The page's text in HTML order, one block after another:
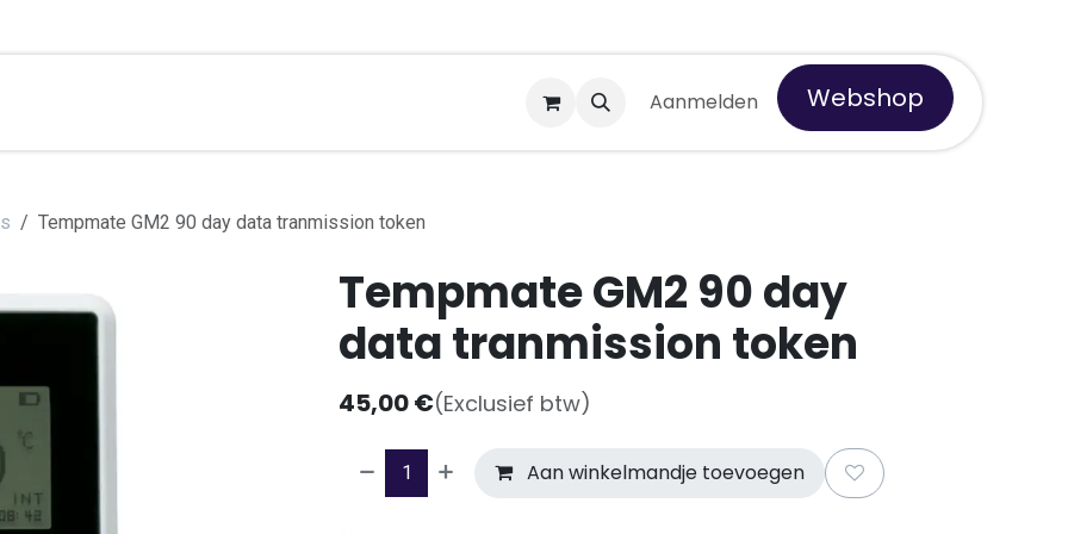
Over Tempro Aanmelden Webshop
Tempmate GM2 90 day data tranmission token
Tempmate GM2 90 day
data tranmission token
45,00€(Exclusief btw)
Aan winkelmandje toevoegen